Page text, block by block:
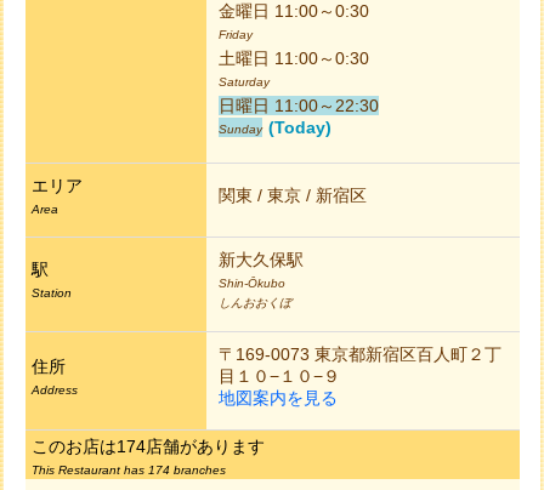
金曜日 11:00～0:30
Friday
土曜日 11:00～0:30
Saturday
日曜日 11:00～22:30
Sunday (Today)
エリア
Area
関東 / 東京 / 新宿区
駅
Station
新大久保駅
Shin-Ōkubo
しんおおくぼ
住所
Address
〒169-0073 東京都新宿区百人町２丁
目１０−１０−９
地図案内を見る
このお店は174店舗があります
This Restaurant has 174 branches